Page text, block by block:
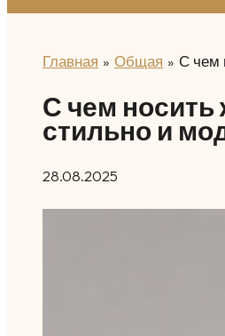
Главная Общая С чем
С чем носить
стильно и
28.08.2025